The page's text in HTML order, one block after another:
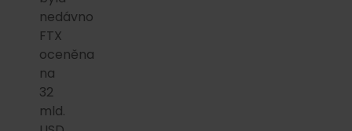
nedávno
FTX
oceněna
na
32
mld.